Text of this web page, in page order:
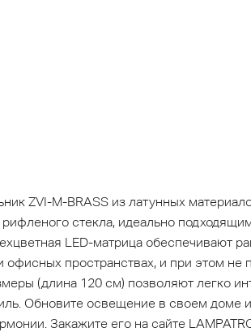
ZVI-M-BRASS из латунных
стекла, идеально
LED-матрица обеспечивают
офисных пространствах, и при этом не
(длина 120 см) позволяют легко
Обновите освещение в своем доме
Закажите его на сайте